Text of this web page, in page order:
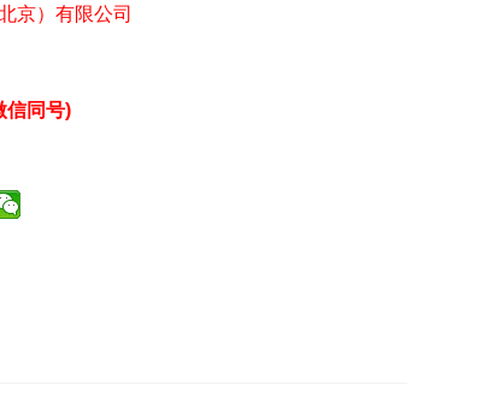
京）有限公司
信同号)